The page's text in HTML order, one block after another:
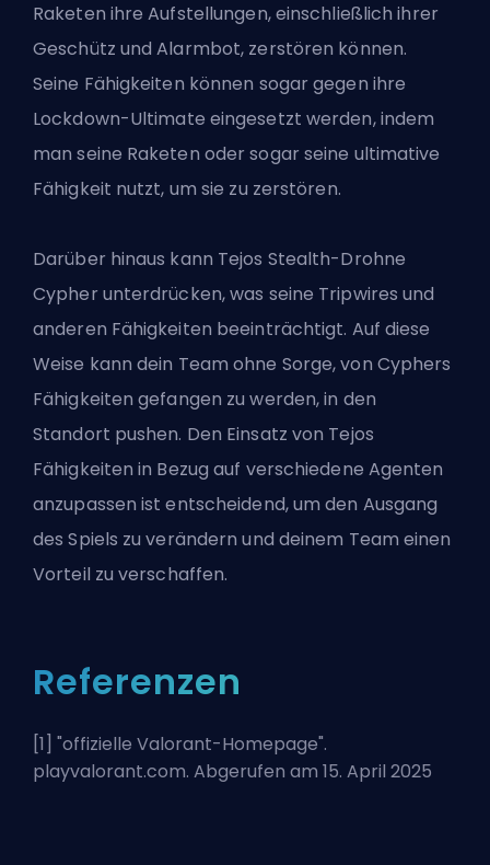
Raketen ihre Aufstellungen, einschließlich ihrer
Geschütz und Alarmbot, zerstören können.
Seine Fähigkeiten können sogar gegen ihre
Lockdown-Ultimate eingesetzt werden, indem
man seine Raketen oder sogar seine ultimative
Fähigkeit nutzt, um sie zu zerstören.
Darüber hinaus kann Tejos Stealth-Drohne
Cypher unterdrücken, was seine Tripwires und
anderen Fähigkeiten beeinträchtigt. Auf diese
Weise kann dein Team ohne Sorge, von Cyphers
Fähigkeiten gefangen zu werden, in den
Standort pushen. Den Einsatz von Tejos
Fähigkeiten in Bezug auf verschiedene Agenten
anzupassen ist entscheidend, um den Ausgang
des Spiels zu verändern und deinem Team einen
Vorteil zu verschaffen.
Referenzen
[1] "offizielle Valorant-Homepage".
playvalorant.com. Abgerufen am 15. April 2025